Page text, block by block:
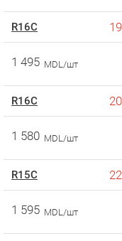
R16C
1 495 MDL/шт
R16C
1 580 MDL/шт
R15C
1 595 MDL/шт